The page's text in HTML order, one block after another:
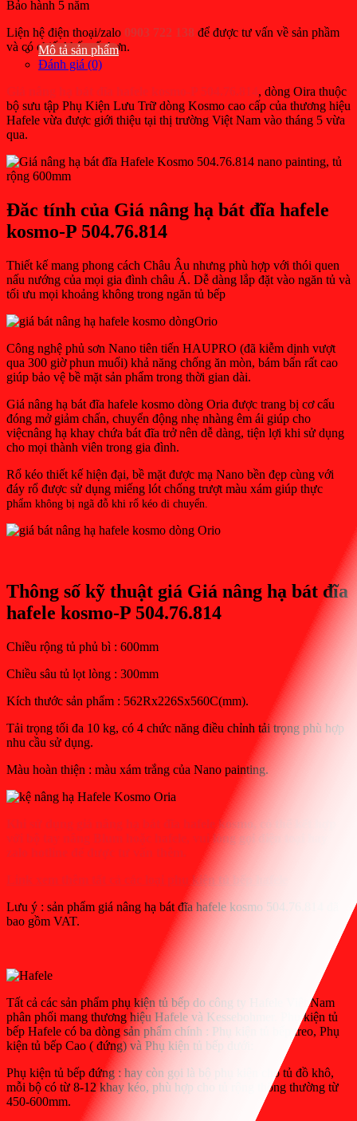
dòng
tủ
rộng
600mm
Bảo hành 5 năm
Liện hệ điện thoại/zalo 0903 722 138 để được tư vấn về sản phầm
và có chiết khấu tốt hơn.
Mô tả sản phẩm
Đánh giá (0)
, dòng Oira thuộc
bộ sưu tập Phụ Kiện Lưu Trữ dòng Kosmo cao cấp của thương hiệu
Hafele vừa được giới thiệu tại thị trường Việt Nam vào tháng 5 vừa
qua.
Đăc tính của Giá nâng hạ bát đĩa hafele
kosmo-P 504.76.814
Thiết kế mang phong cách Châu Âu nhưng phù hợp với thói quen
nấu nướng của mọi gia đình châu Á. Dễ dàng lắp đặt vào ngăn tủ và
tối ưu mọi khoảng không trong ngăn tủ bếp
Công nghệ phủ sơn Nano tiên tiến HAUPRO (đã kiễm dịnh vượt
qua 300 giờ phun muối) khả năng chống ăn mòn, bám bẩn rất cao
giúp bảo vệ bề mặt sản phẩm trong thời gian dài.
Giá nâng hạ bát đĩa hafele kosmo dòng Oria được trang bị cơ cấu
đóng mở giảm chấn, chuyển động nhẹ nhàng êm ái giúp cho
việcnâng hạ khay chứa bát đĩa trở nên dễ dàng, tiện lợi khi sử dụng
cho mọi thành viên trong gia đình.
Rổ kéo thiết kế hiện đại, bề mặt được mạ Nano bền đẹp cùng với
đáy rổ được sử dụng miếng lót chống trượt màu xám giúp thực
phẩm không bị ngã đỗ khi rổ kéo di chuyển.
Thông số kỹ thuật giá Giá nâng hạ bát đĩa
hafele kosmo-P 504.76.814
Chiều rộng tủ phủ bì : 600mm
Chiều sâu tủ lọt lòng : 300mm
Kích thước sản phẩm : 562Rx226Sx560C(mm).
Tải trọng tối đa 10 kg, có 4 chức năng điều chỉnh tải trọng phù hợp
nhu cầu sử dụng.
Màu hoàn thiện : màu xám trắng của Nano painting.
Khi sử dụng giá nâng hạ bát đĩa hafele kosmo, có thể kết hợp
với bộ tay nâng Blum hoặc hafele, vui lòng gọi điện toại hay
Link xem thêm tất cả các loại phụ kiện tủ bếp hafele
Lưu ý : sản phẩm giá nâng hạ bát đĩa hafele kosmo 504.76.814 đã
bao gồm VAT.
Tất cả các sản phẩm phụ kiện tủ bếp do công ty Hafele Việt Nam
phân phối mang thương hiệu Hafele và Kessebohmer. Phụ kiện tủ
bếp Hafele có ba dòng sản phẩm chính : Phụ kiện tủ bếp treo, Phụ
kiện tủ bếp Cao ( đứng) và Phụ kiện tủ bếp dưới:
Phụ kiện tủ bếp đứng : hay còn gọi là bộ phụ kiện cho tủ đồ khô,
mỗi bộ có từ 8-12 khay kéo, phù hợp cho tủ rộng thông thường từ
450-600mm.